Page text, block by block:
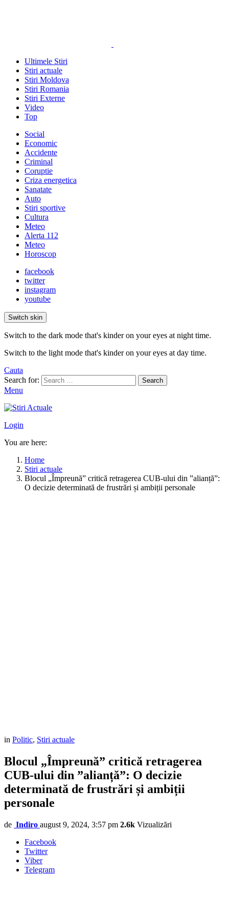
Ultimele Stiri
Stiri actuale
Stiri Moldova
Stiri Romania
Stiri Externe
Video
Top
Social
Economic
Accidente
Criminal
Coruptie
Criza energetica
Sanatate
Auto
Stiri sportive
Cultura
Meteo
Alerta 112
Meteo
Horoscop
facebook
twitter
instagram
youtube
Switch skin
Switch to the dark mode that's kinder on your eyes at night time.
Switch to the light mode that's kinder on your eyes at day time.
Cauta
Search for:
Search
Menu
Login
You are here:
Home
Stiri actuale
Blocul „Împreună” critică retragerea CUB-ului din ”alianță”:
O decizie determinată de frustrări și ambiții personale
in Politic, Stiri actuale
Blocul „Împreună” critică retragerea
CUB-ului din ”alianță”: O decizie
determinată de frustrări și ambiții
personale
de Indiro august 9, 2024, 3:57 pm 2.6k Vizualizări
Facebook
Twitter
Viber
Telegram